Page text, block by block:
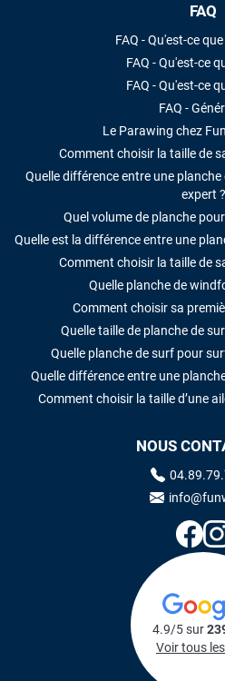
FAQ
FAQ - Qu'est-ce
FAQ - Qu'est-ce
FAQ - Qu'est-ce
FAQ -
Le Parawing chez
Comment choisir la taille de
Quelle différence entre une
expert ?
Quel volume de planche
Quelle est la différence entre une
Comment choisir la taille de
Quelle planche de
Comment choisir sa
Quelle taille de planche de
Quelle planche de surf pour
Quelle différence entre une
Comment choisir la taille d’une
NOUS
4.9/5 sur
Voir tous